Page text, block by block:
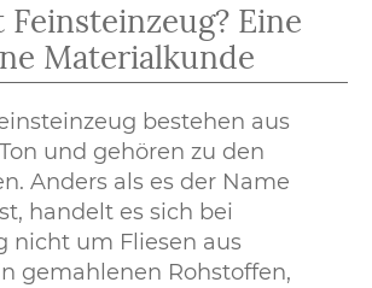
Feinsteinzeug? Eine
Materialkunde
bestehen aus
und gehören zu den
Anders als es der Name
handelt es sich bei
nicht um Fliesen aus
gemahlenen Rohstoffen,